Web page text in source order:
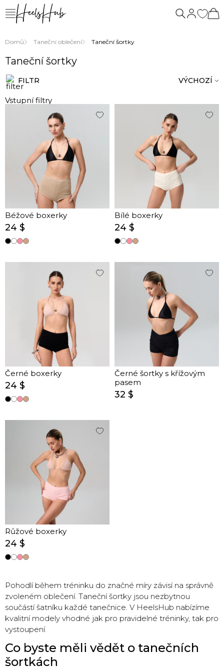
Domů Taneční oblečení Taneční šortky
Taneční šortky
FILTR VÝCHOZÍ
Vstupní filtry
Béžové boxerky
24 $
Bílé boxerky
24 $
Černé boxerky
24 $
Černé šortky s křížovým
pasem
32 $
Růžové boxerky
24 $
Pohodlí během tréninku do značné míry závisí na správně
zvoleném oblečení. Taneční šortky jsou nezbytnou
součástí šatníku každé tanečnice. V HeelsHub nabízíme
kvalitní modely vhodné jak pro pravidelné tréninky, tak pro
vystoupení.
Co byste měli vědět o tanečních
šortkách